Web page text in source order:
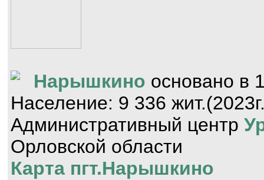
Нарышкино основано в
Население: 9 336
Административный центр
Орловской области
Карта пгт.Нарышкино